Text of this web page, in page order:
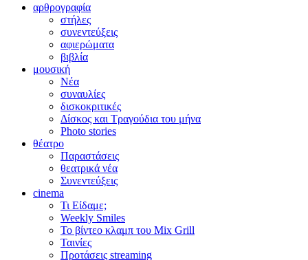
αρθρογραφία
στήλες
συνεντεύξεις
αφιερώματα
βιβλία
μουσική
Νέα
συναυλίες
δισκοκριτικές
Δίσκος και Τραγούδια του μήνα
Photo stories
θέατρο
Παραστάσεις
θεατρικά νέα
Συνεντεύξεις
cinema
Τι Είδαμε;
Weekly Smiles
Το βίντεο κλαμπ του Mix Grill
Ταινίες
Προτάσεις streaming